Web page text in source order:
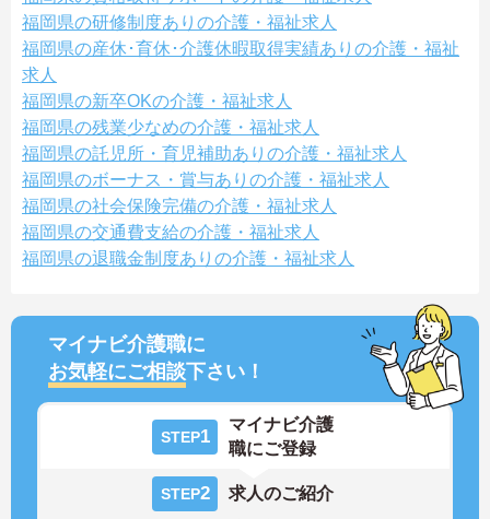
福岡県の研修制度ありの介護・福祉求人
福岡県の産休･育休･介護休暇取得実績ありの介護・福祉
求人
福岡県の新卒OKの介護・福祉求人
福岡県の残業少なめの介護・福祉求人
福岡県の託児所・育児補助ありの介護・福祉求人
福岡県のボーナス・賞与ありの介護・福祉求人
福岡県の社会保険完備の介護・福祉求人
福岡県の交通費支給の介護・福祉求人
福岡県の退職金制度ありの介護・福祉求人
マイナビ介護職に
お気軽にご相談下さい！
STEP1
マイナビ介護
職にご登録
STEP2 求人のご紹介